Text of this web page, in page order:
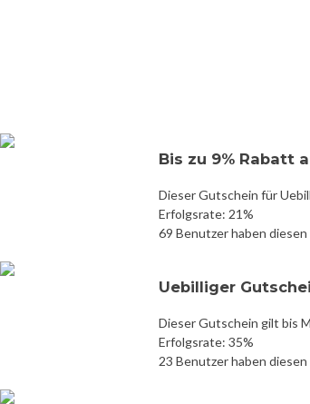
Bis zu 9% Rabatt
Dieser Gutschein für
Erfolgsrate: 21%
69 Benutzer haben
Uebilliger
Dieser Gutschein gilt bis
Erfolgsrate: 35%
23 Benutzer haben